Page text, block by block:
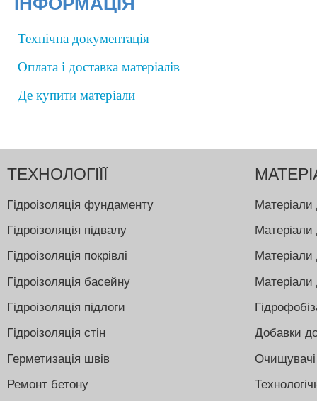
Технічна документація
Оплата і доставка матеріалів
Де купити матеріали
ТЕХНОЛОГІЇЇ
Гідроізоляція фундаменту
Гідроізоляція підвалу
Гідроізоляція покрівлі
Гідроізоляція басейну
Гідроізоляція підлоги
Гідроізоляція стін
Герметизація швів
Ремонт бетону
Матеріали
Матеріали
Матеріали
Добавки